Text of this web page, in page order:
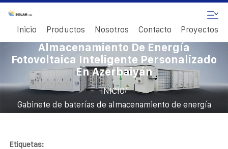
Inicio Productos Nosotros Contacto Proyectos
Gabinete De Baterías De
Almacenamiento De Energía
Fotovoltaica Inteligente Personalizado
En Azerbaiyán
INICIO/
Gabinete de baterías de almacenamiento de energía
Etiquetas: